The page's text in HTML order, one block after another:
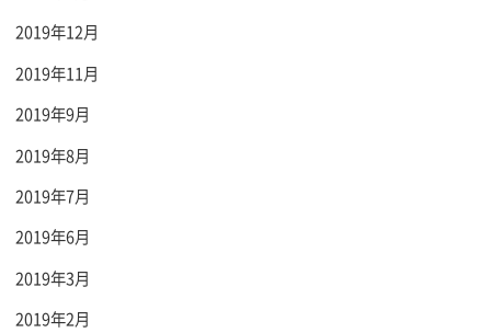
2019年12月
2019年11月
2019年9月
2019年8月
2019年7月
2019年6月
2019年3月
2019年2月